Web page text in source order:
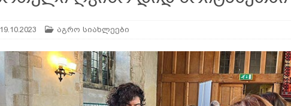
წნევას თავად არეგულირებს
ბოსტნეული, რომლის პოპულარობა მსოფლიოში სწრაფად
მცენარე AGROPLUS
19.10.2023 აგრო სიახლეები